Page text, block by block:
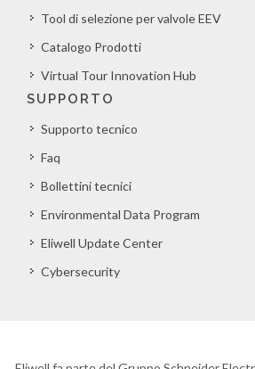
Tool di selezione per valvole EEV
Catalogo Prodotti
Virtual Tour Innovation Hub
SUPPORTO
Supporto tecnico
Faq
Bollettini tecnici
Environmental Data Program
Eliwell Update Center
Cybersecurity